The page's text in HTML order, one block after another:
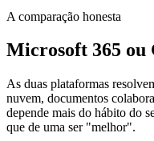
A comparação honesta
Microsoft 365 ou
As duas plataformas
nuvem, documentos
depende mais do hábito do
que de uma ser "melhor".